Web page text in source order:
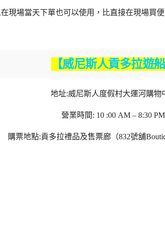
現場當天下單也可以使用，比直接在現場買
【威尼斯人貢多拉遊船
地址:威尼斯人度假村大運河購物
營業時間: 10 :00 AM – 8:30 PM
購票地點:貢多拉禮品及售票廊（832號舖